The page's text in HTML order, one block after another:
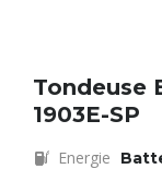
Tondeuse
1903E-SP
Energie